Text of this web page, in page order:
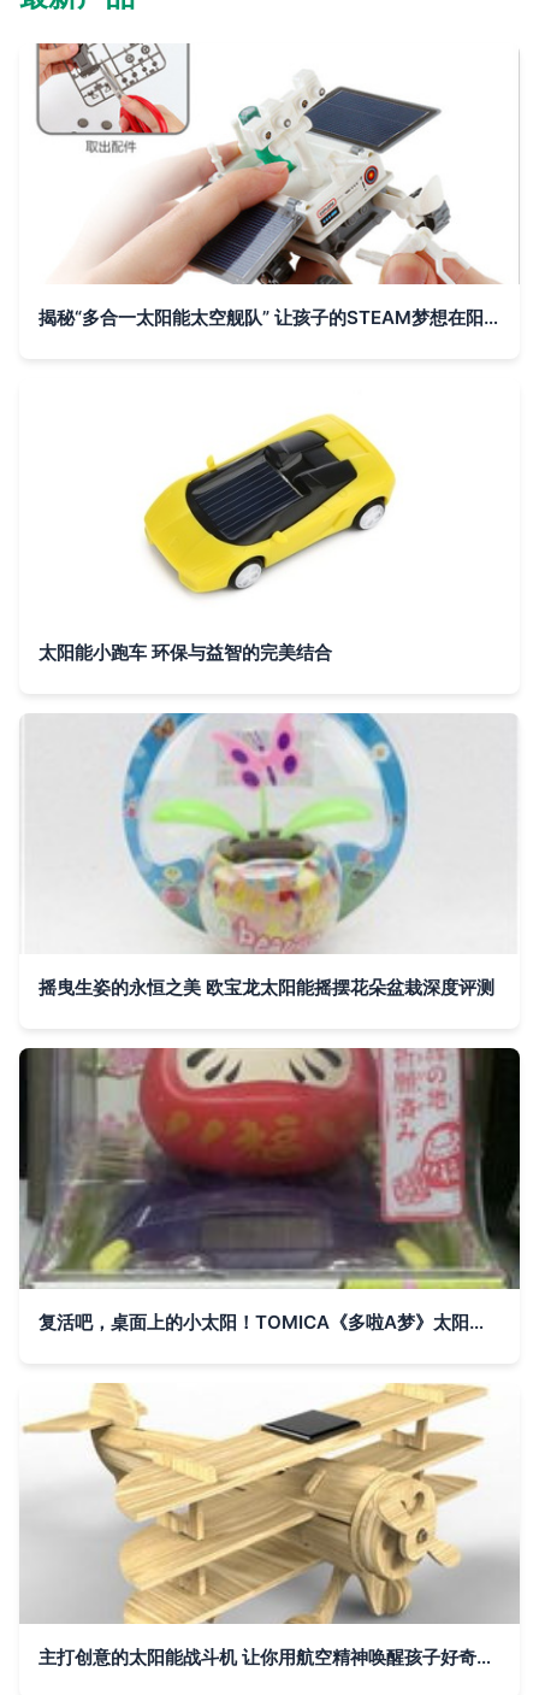
揭秘“多合一太阳能太空舰队” 让孩子的STEAM梦想在阳光下启航
太阳能小跑车 环保与益智的完美结合
摇曳生姿的永恒之美 欧宝龙太阳能摇摆花朵盆栽深度评测
复活吧，桌面上的小太阳！TOMICA《多啦A梦》太阳能摇头福仔 手办手信测评
主打创意的太阳能战斗机 让你用航空精神唤醒孩子好奇双眸